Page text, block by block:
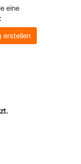
eine
erstellen